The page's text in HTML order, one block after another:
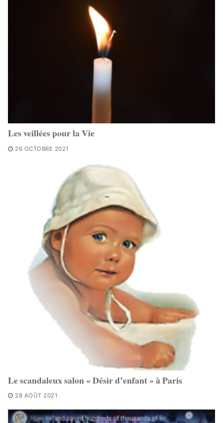
Les veillées pour la Vie
26 OCTOBRE 2021
Le scandaleux salon « Désir d’enfant » à Paris
28 AOÛT 2021